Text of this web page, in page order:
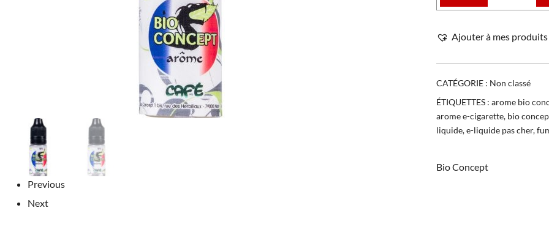
Previous
Next
Ajouter à mes
CATÉGORIE : Non classé
ÉTIQUETTES : arome bio
arome e-cigarette, bio
liquide,e-liquide pas cher,
Bio Concept